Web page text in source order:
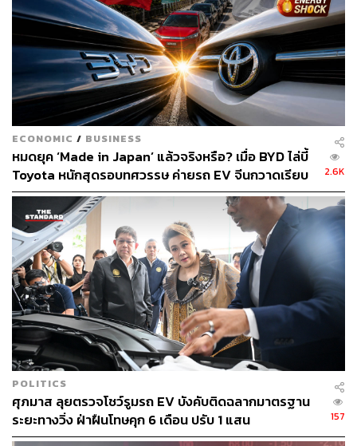
ปัจจุบัน บล.หยวนต้ามีช่องทางการสื่อสารเพื่อเผยแพร่ข้อมูล
ข่าวสารอันเป็นประโยชน์แก่นักลงทุนผ่านช่องทาง ดังนี้
Website:www.yuanta.co.th
Facebook: yuanta securities thailand
Telegram: yuantathai
IG: yuantathai
Twitter: @yuantathai
YouTube: หยวนต้า YUANTAthai
E-mail:online@yuanta.co.th
โดยช่องทางดังที่กล่าว เป็นการสื่อสารข้อมูลอันเป็นข้อเท็จ
จริงที่มีความน่าเชื่อถือ
สำหรับข้อมูลข่าวสารที่ได้รับนอกเหนือจากช่องทางการ
สื่อสารข้างต้นแล้ว บล.หยวนต้าไม่ขอรับรองความถูกต้อง
หรือยืนยันข้อมูลที่ปรากฏนอกเหนือจากการสื่อสารผ่านช่อง
ทางที่กล่าวมา
ภาดลกล่าวเพิ่มว่า ฝ่ายวิจัยมีการแจ้งลูกค้าอยู่เป็นระยะใน
เรื่องช่องทางสื่อสารที่เป็นทางการ ทำให้นักลงทุนและลูกค้า
ที่ติดตาม บล.หยวนต้ามาตลอดจะทราบดีถึงรูปแบบและ
ลักษณะข้อความของการสื่อสาร
ECONOMIC / BUSINESS
หมดยุค ‘Made in Japan’ แล้วจริงหรือ? เมื่อ BYD ไล่บี้
Toyota หนักสุดรอบทศวรรษ ค่ายรถ EV จีนกวาดเรียบ
ตลาดใหม่ออสเตรเลีย อินเดีย ไทย
2.6K
POLITICS
ศุภมาส ลุยตรวจโชว์รูมรถ EV บังคับติดฉลากมาตรฐาน
ระยะทางวิ่ง ฝ่าฝืนโทษคุก 6 เดือน ปรับ 1 แสน
157